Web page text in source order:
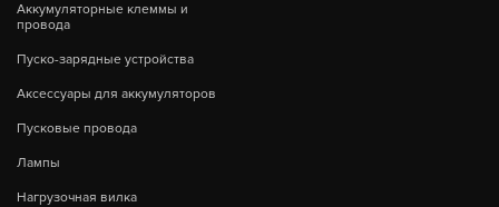
Аккумуляторные клеммы и
провода
Пуско-зарядные устройства
Аксессуары для аккумуляторов
Пусковые провода
Лампы
Нагрузочная вилка